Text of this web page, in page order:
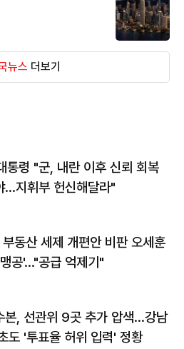
뉴스 더보기
통령 "군, 내란 이후 신뢰 회복
…지휘부 헌신해달라"
동산 세제 개편안 비판 오세훈
공'…"공급 억제기"
본, 선관위 9곳 추가 압색…강남
도 '투표율 허위 입력' 정황